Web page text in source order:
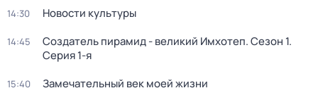
14:30 Новости культуры
14:45 Создатель пирамид - великий Имхотеп. Сезон 1.
Серия 1-я
15:40 Замечательный век моей жизни